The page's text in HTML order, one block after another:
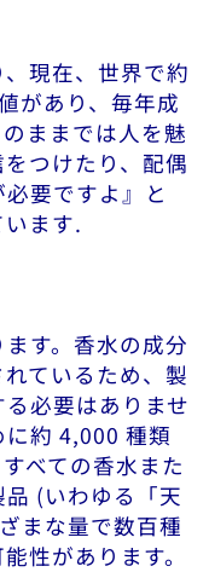
現在、世界で約
があり、毎年成
ままでは人を魅
つけたり、配偶
要ですよ』と
ます.
す。香水の成分
ているため、製
必要はありませ
約 4,000 種類
べての香水また
(いわゆる「天
まな量で数百種
性があります。